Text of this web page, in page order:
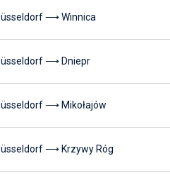
⟶ Winnica
⟶ Dniepr
⟶ Mikołajów
⟶ Krzywy Róg